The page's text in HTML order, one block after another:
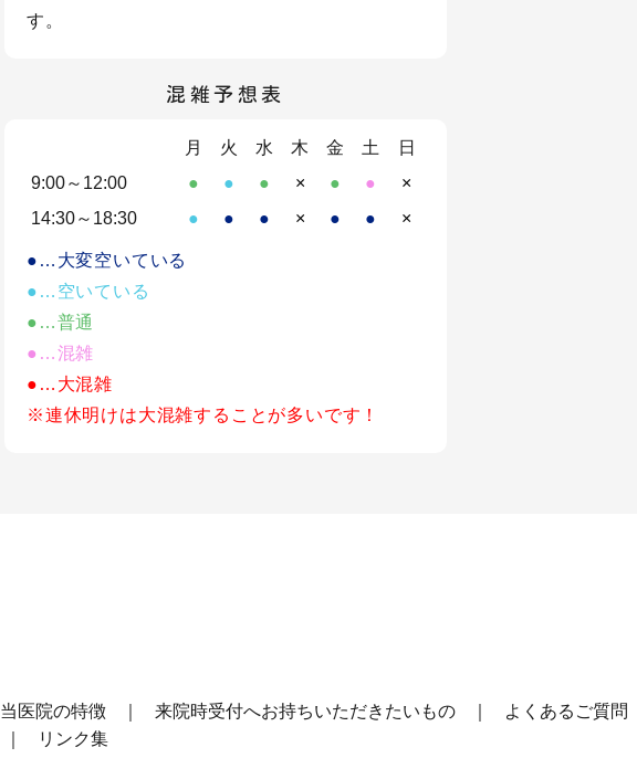
す。
混雑予想表
月 火 水 木 金 土
日
9:00～12:00
● ● ● × ● ●
×
14:30～18:30
● ● ● × ● ● ×
●…大変空いている
●…空いている
●…普通
●…混雑
●…大混雑
※連休明けは大混雑することが多いです！
当医院の特徴 来院時受付へお持ちいただきたいもの
よくあるご質問
リンク集